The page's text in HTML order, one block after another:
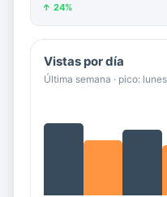
↑ 24%
Vistas por día
Última semana · pico: